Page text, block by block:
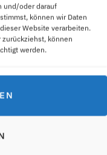
und/oder darauf
können wir Daten
Website verarbeiten.
können
werden.